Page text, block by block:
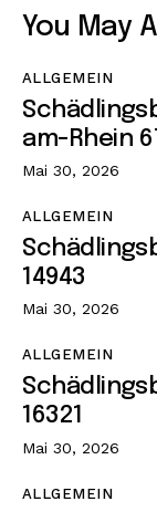
You May
ALLGEMEIN
am-Rhein
Mai 30, 2026
ALLGEMEIN
14943
Mai 30, 2026
ALLGEMEIN
16321
Mai 30, 2026
ALLGEMEIN